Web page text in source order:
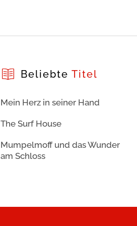
Beliebte Titel
Mein Herz in seiner Hand
The Surf House
Mumpelmoff und das Wunder
am Schloss